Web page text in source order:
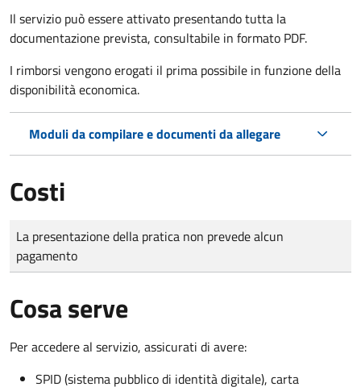
Il servizio può essere attivato presentando tutta la
documentazione prevista, consultabile in formato PDF.
I rimborsi vengono erogati il prima possibile in funzione della
disponibilità economica.
Moduli da compilare e documenti da allegare
Costi
Tipo di pagamento
Importo
La presentazione della pratica non prevede alcun
pagamento
Cosa serve
Per accedere al servizio, assicurati di avere:
SPID (sistema pubblico di identità digitale), carta